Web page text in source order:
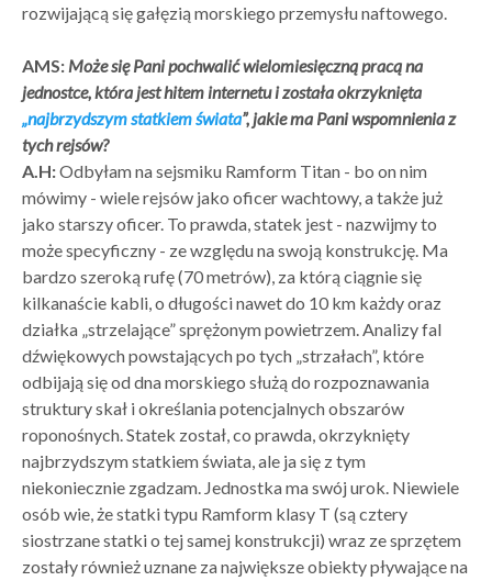
rozwijającą się gałęzią morskiego przemysłu naftowego.
AMS: Może się Pani pochwalić wielomiesięczną pracą na
jednostce, która jest hitem internetu i została okrzyknięta
„najbrzydszym statkiem świata”, jakie ma Pani wspomnienia z
tych rejsów?
A.H:Odbyłam na sejsmiku Ramform Titan - bo on nim
mówimy - wiele rejsów jako oficer wachtowy, a także już
jako starszy oficer. To prawda, statek jest - nazwijmy to
może specyficzny - ze względu na swoją konstrukcję. Ma
bardzo szeroką rufę (70 metrów), za którą ciągnie się
kilkanaście kabli, o długości nawet do 10 km każdy oraz
działka „strzelające” sprężonym powietrzem. Analizy fal
dźwiękowych powstających po tych „strzałach”, które
odbijają się od dna morskiego służą do rozpoznawania
struktury skał i określania potencjalnych obszarów
roponośnych. Statek został, co prawda, okrzyknięty
najbrzydszym statkiem świata, ale ja się z tym
niekoniecznie zgadzam. Jednostka ma swój urok. Niewiele
osób wie, że statki typu Ramform klasy T (są cztery
siostrzane statki o tej samej konstrukcji) wraz ze sprzętem
zostały również uznane za największe obiekty pływające na